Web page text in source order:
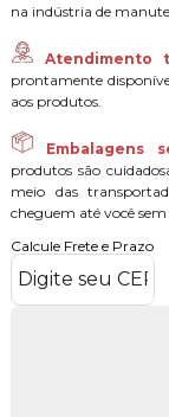
na indústria de
Atendimento
prontamente
aos produtos.
Embalagens
produtos são
meio das
cheguem até você
Calcule Frete e Prazo